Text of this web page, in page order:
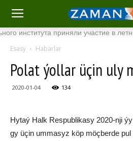
приняли участие в летних
Esasy Habarlar
Po­lat ýol­lar üçin uly
2020-01-04 134
Hy­taý Halk Res­pub­li­ka­sy 2020-nji
gy üçin um­ma­syz köp möç­ber­de